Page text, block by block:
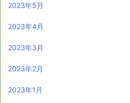
2023年5月
2023年4月
2023年3月
2023年2月
2023年1月